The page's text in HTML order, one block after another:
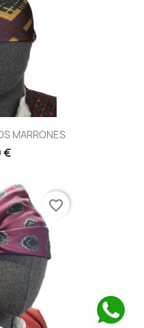
MARRONES
€
favorite_border